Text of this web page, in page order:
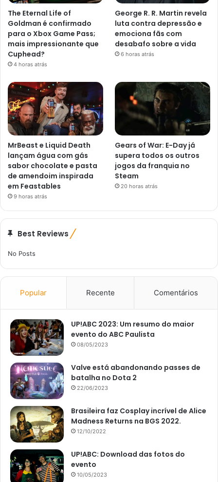
The Eternal Life of
Goldman é confirmado
para o Xbox Game Pass;
mais impressionante que
Cuphead?
4 horas atrás
George R. R. Martin revela
luta contra depressão e
emociona fãs com
desabafo sobre a vida
6 horas atrás
MrBeast e Liquid Death
lançam água com gás
sabor chocolate e pasta
de amendoim inspirada
em Feastables
9 horas atrás
Gears of War: E-Day já
supera todos os outros
jogos da franquia no
Steam
20 horas atrás
Best Reviews
No Posts
Popular Recente Comentários
UP!ABC 2023: Um resumo do maior
evento do ABC Paulista
08/05/2023
Valve está abandonando passes de
batalha no Dota 2
22/06/2023
Brasileira faz Cosplay incrível de Alice
Madness Returns na BGS 2022.
12/10/2022
UP!ABC: Download das fotos do
evento
10/05/2023